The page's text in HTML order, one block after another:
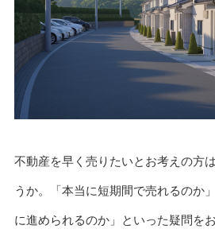
不動産を早く売りたいとお考えの方
うか。「本当に短期間で売れるのか
に進められるのか」といった疑問を